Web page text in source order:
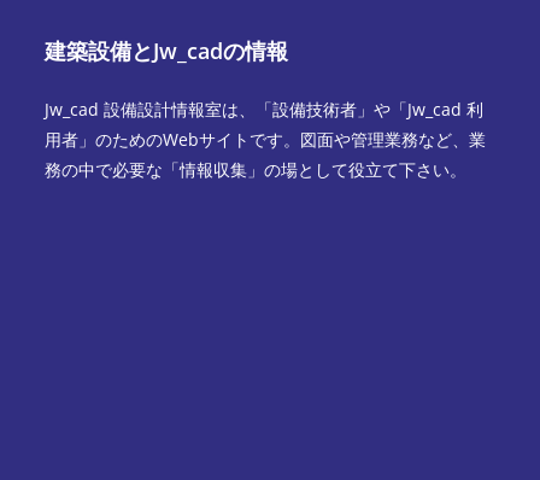
建築設備とJw_cadの情報
Jw_cad 設備設計情報室は、「設備技術者」や「Jw_cad 利
用者」のためのWebサイトです。図面や管理業務など、業
務の中で必要な「情報収集」の場として役立て下さい。